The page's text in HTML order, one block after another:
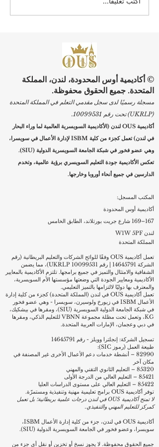
ارتقِ بمسيرتك المهنية: بدء
التسجيل في برامج الجامعة
© أكاديمية أوس المحدودة، لندن، المملكة
المتحدة. جميع الحقوق محفوظة.
مسجلة رسميًا لدى سجل مقدمي التعلم في المملكة المتحدة
(UKRLP) تحت رقم
10099531
.
أكاديمية OUS لندن (الأكاديمية السويسرية العالمية لما وراء البحار
في لندن) تعمل كجزء من كلية ISBM لإدارة الأعمال في سويسرا،
وهي عضو فخور في شبكة الجامعة السويسرية الدولية (SIU).
تعكس الأكاديمية جودة التعليم السويسري برؤية عالمية، وتخدم
الدارسين في جميع أنحاء أوروبا وخارجها.
المكتب المسجل:
أكاديمية أوس المحدودة
167–169 شارع جريت بورتلاند، الطابق الخامس
لندن W1W 5PF
المملكة المتحدة
تعمل أكاديمية OUS وفقًا للوائح الشركات والتعليم البريطانية (رقم
الشركة 14645791 | رقم UKRLP 10099531)
، مما يضمن
الشفافية والامتثال والتميز في جميع برامجها. تلتزم الأكاديمية بالمعايير
الأكاديمية ومعايير الجودة التي وضعتها مؤسستها الأم السويسرية،
والمعترف بها دوليًا لالتزامها بالتميز التعليمي.
تعمل أكاديمية OUS في لندن (المملكة المتحدة) كجزء من كلية إدارة
الأعمال ISBM في زيورخ ولوسيرن، سويسرا - وهي عضو فخور
في شبكة الجامعة الدولية السويسرية (SIU)، ومقرها في بيشكيك،
KG، وتعمل تحت مظلة مجموعة VBNN للتعليم الذكي، ومقرها
في دبي وعجمان، الإمارات العربية المتحدة.
تسجيل الشركة: إنجلترا وويلز - رقم 14645791
طبيعة العمل (رموز SIC):
82990 – أنشطة خدمات دعم الأعمال الأخرى غير المصنفة في
مكان آخر
85320 – التعليم الثانوي التقني والمهني
85421 – التعليم العالي من الدرجة الأولى
85422 – التعليم العالي على مستوى الدراسات العليا
توفر أكاديمية OUS برامج تعليمية مهنية وتنفيذية ومستمرّة.
لا تمنح أكاديمية OUS في لندن درجات علمية بريطانية؛ بل تعمل
كمركز للتعليم المهني والتنفيذي.
أكاديمية OUS في لندن، جزء من كلية إدارة الأعمال ISBM،
سويسرا، وعضو فخور في الجامعة السويسرية الدولية (SIU).
جميع الحقوق محفوظة. لا يجوز نسخ أو تخزين أو نقل أي جزء من